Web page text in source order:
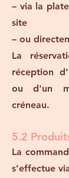
– via la
site
– ou
La
réception
ou d'un
créneau.
5.2
La
s’effectue